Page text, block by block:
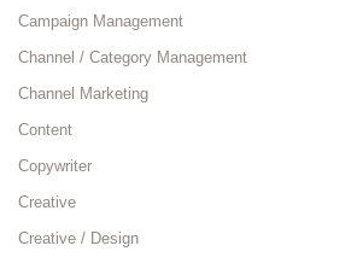
Campaign Management
Channel / Category Management
Channel Marketing
Content
Copywriter
Creative
Creative / Design